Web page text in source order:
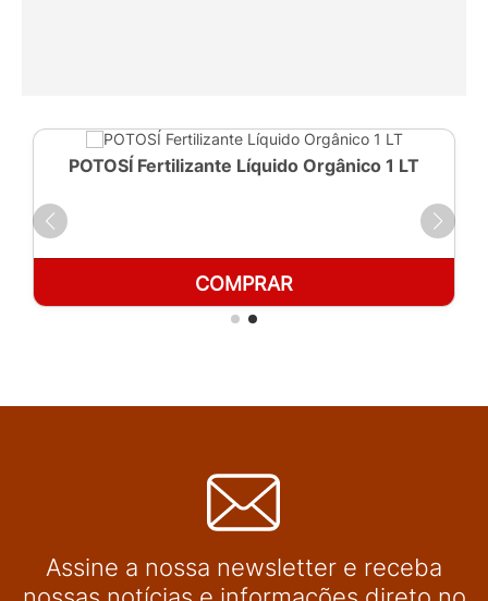
POTOSÍ Fertilizante Líquido Orgânico 1 LT
COMPRAR
Assine a nossa newsletter e receba